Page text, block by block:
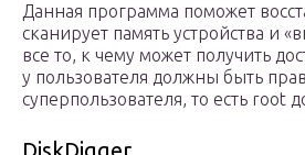
Данная программа поможет
сканирует память устройства и
все то, к чему может получить
у пользователя должны быть
суперпользователя, то есть root